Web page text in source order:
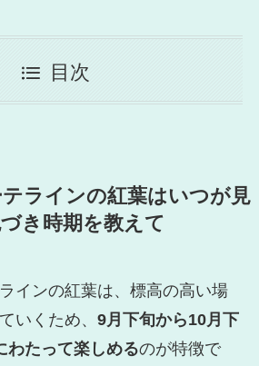
目次
ラインの紅葉はいつが見
き時期を教えて
インの紅葉は、標高の高い場
いくため、 9月下旬から10月下
わたって楽しめるのが特徴で